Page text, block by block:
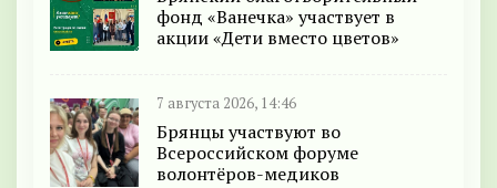
фонд «Ванечка» участвует в
акции «Дети вместо цветов»
7 августа 2026, 14:46
Брянцы участвуют во
Всероссийском форуме
волонтёров-медиков